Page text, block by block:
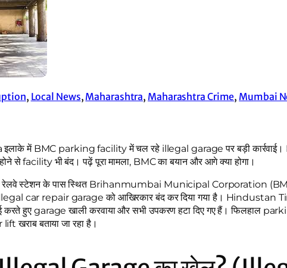
, Local News, Maharashtra, Maharashtra Crime, Mumbai
में BMC parking facility में चल रहे illegal garage पर बड़ी कार्रवाई।
से facility भी बंद। पढ़ें पूरा मामला, BMC का बयान और आगे क्या होगा।
स्टेशन के पास स्थित Brihanmumbai Municipal Corporation
car repair garage को आखिरकार बंद कर दिया गया है। Hindustan
करते हुए garage खाली करवाया और सभी उपकरण हटा दिए गए हैं। फिलहाल
खराब बताया जा रहा है।